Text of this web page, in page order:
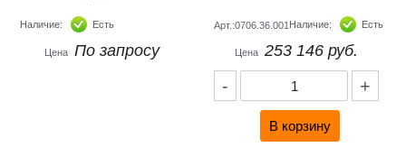
Наличие: Есть
Цена По запросу
Арт.:0706.36.001 Наличие: Есть
Цена 253 146 руб.
- +